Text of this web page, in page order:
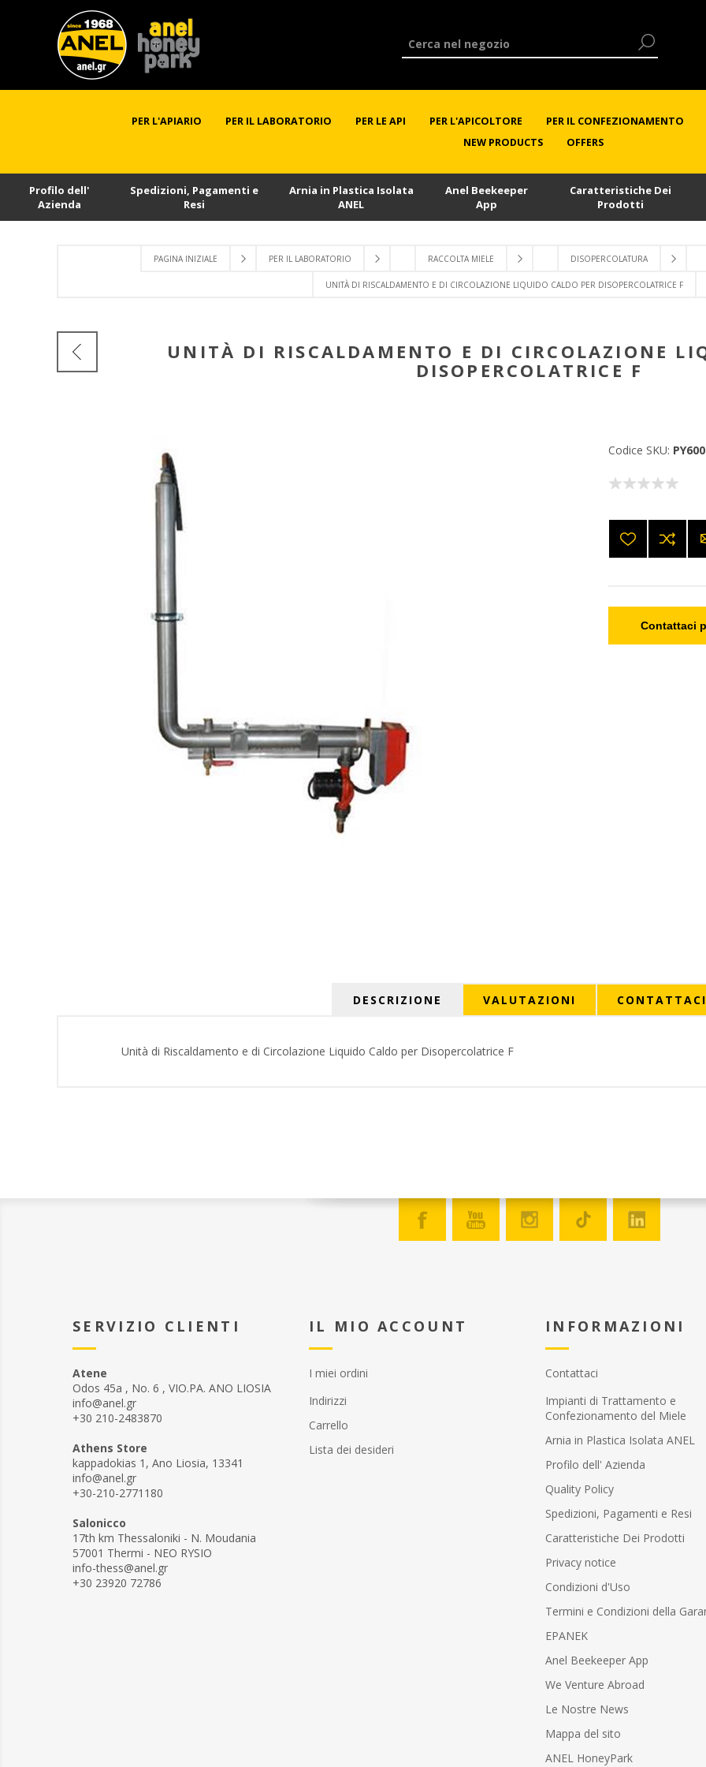
PER L'APIARIO PER IL LABORATORIO PER LE API PER L'APICOLTORE
PER IL CONFEZIONAMENTO
NEW PRODUCTS
OFFERS
Profilo dell'
Azienda
Spedizioni, Pagamenti e
Resi
Arnia in Plastica Isolata
ANEL
Anel Beekeeper
App
Caratteristiche Dei
Prodotti
PAGINA INIZIALE PER IL LABORATORIO RACCOLTA MIELE DISOPERCOLATURA
UNITÀ DI RISCALDAMENTO E DI CIRCOLAZIONE LIQUIDO CALDO PER DISOPERCOLATRICE F
UNITÀ DI RISCALDAMENTO E DI CIRCOLAZIONE
DISOPERCOLATRICE F
Codice SKU:
Contattaci
DESCRIZIONE VALUTAZIONI CONTATTACI
Unità di Riscaldamento e di Circolazione Liquido Caldo per Disopercolatrice F
SERVIZIO CLIENTI
Atene
Odos 45a , No. 6 , VIO.PA. ANO LIOSIA
info@anel.gr
+30 210-2483870
Athens Store
kappadokias 1, Ano Liosia, 13341
info@anel.gr
+30-210-2771180
Salonicco
17th km Thessaloniki - N. Moudania
57001 Thermi - NEO RYSIO
info-thess@anel.gr
+30 23920 72786
IL MIO ACCOUNT
I miei ordini
Indirizzi
Carrello
Lista dei desideri
INFORMAZIONI
Contattaci
Impianti di Trattamento e
Confezionamento del Miele
Arnia in Plastica Isolata ANEL
Profilo dell' Azienda
Quality Policy
Spedizioni, Pagamenti e Resi
Caratteristiche Dei Prodotti
Privacy notice
Condizioni d'Uso
Termini e Condizioni della
EPANEK
Anel Beekeeper App
We Venture Abroad
Le Nostre News
Mappa del sito
ANEL HoneyPark